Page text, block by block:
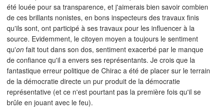
été louée pour sa transparence, et j'aimerais bien savoir combien
de ces brillants nonistes, en bons inspecteurs des travaux finis
qu'ils sont, ont participé à ses travaux pour les influencer à la
source. Evidemment, le citoyen moyen a toujours le sentiment
qu'on fait tout dans son dos, sentiment exacerbé par le manque
de confiance qu'il a envers ses représentants. Je crois que la
fantastique erreur politique de Chirac a été de placer sur le terrain
de la démocratie directe un pur produit de la démocratie
représentative (et ce n'est pourtant pas la première fois qu'il se
brûle en jouant avec le feu).